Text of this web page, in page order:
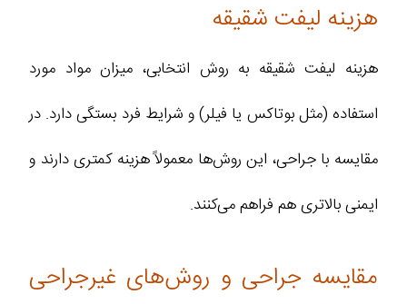
هزینه لیفت شقیقه
هزینه لیفت شقیقه به روش انتخابی، میزان مواد مورد
استفاده (مثل بوتاکس یا فیلر) و شرایط فرد بستگی دارد. در
مقایسه با جراحی، این روش‌ها معمولاً هزینه کمتری دارند و
ایمنی بالاتری هم فراهم می‌کنند.
مقایسه جراحی و روش‌های غیرجراحی